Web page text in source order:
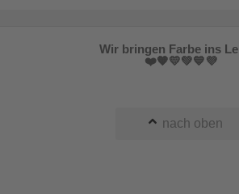
Wir bringen Farbe ins
❤️🧡💛💚💙💜
nach oben